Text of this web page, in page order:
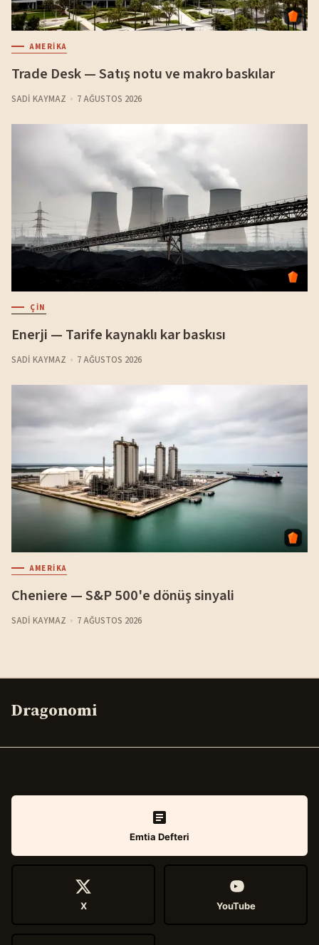
AMERIKA
Trade Desk — Satış notu ve makro baskılar
SADI KAYMAZ 7 AĞUSTOS 2026
ÇIN
Enerji — Tarife kaynaklı kar baskısı
SADI KAYMAZ 7 AĞUSTOS 2026
AMERIKA
Cheniere — S&P 500'e dönüş sinyali
SADI KAYMAZ 7 AĞUSTOS 2026
Dragonomi
Emtia Defteri
X YouTube